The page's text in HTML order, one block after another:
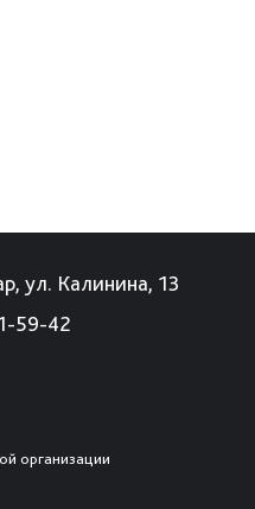
ул. Калинина, 13
59-42
организации